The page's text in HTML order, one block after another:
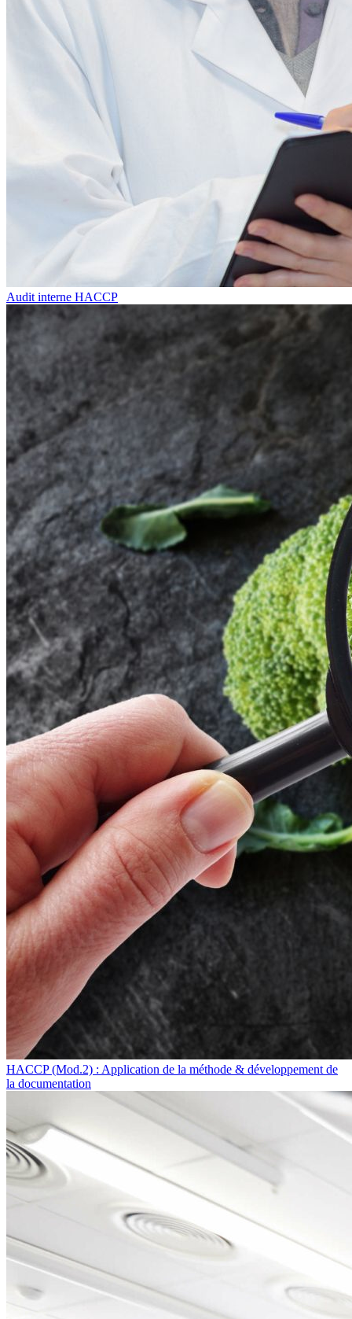
Audit interne HACCP
HACCP (Mod.2) : Application de la méthode & développement de
la documentation